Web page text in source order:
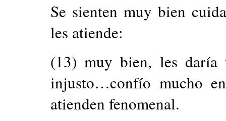
Se sienten muy bien
les atiende:
(13) muy bien, les daría
injusto…confío mucho
atienden fenomenal.